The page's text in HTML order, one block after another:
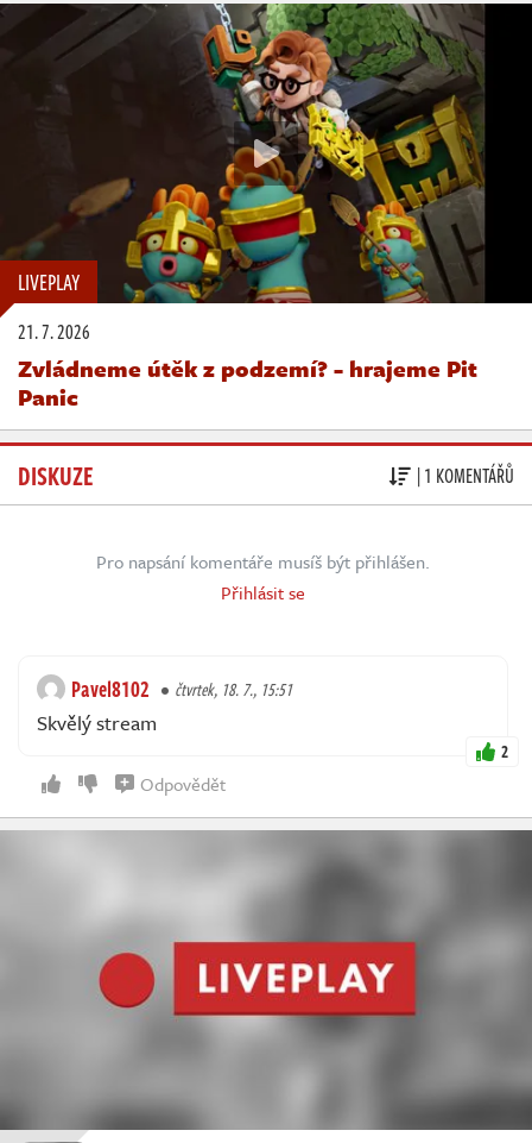
LIVEPLAY
21. 7. 2026
Zvládneme útěk z podzemí? - hrajeme Pit
Panic
DISKUZE | 1 KOMENTÁŘŮ
Pro napsání komentáře musíš být přihlášen.
Přihlásit se
Pavel8102 čtvrtek, 18. 7., 15:51
Skvělý stream
2
Odpovědět